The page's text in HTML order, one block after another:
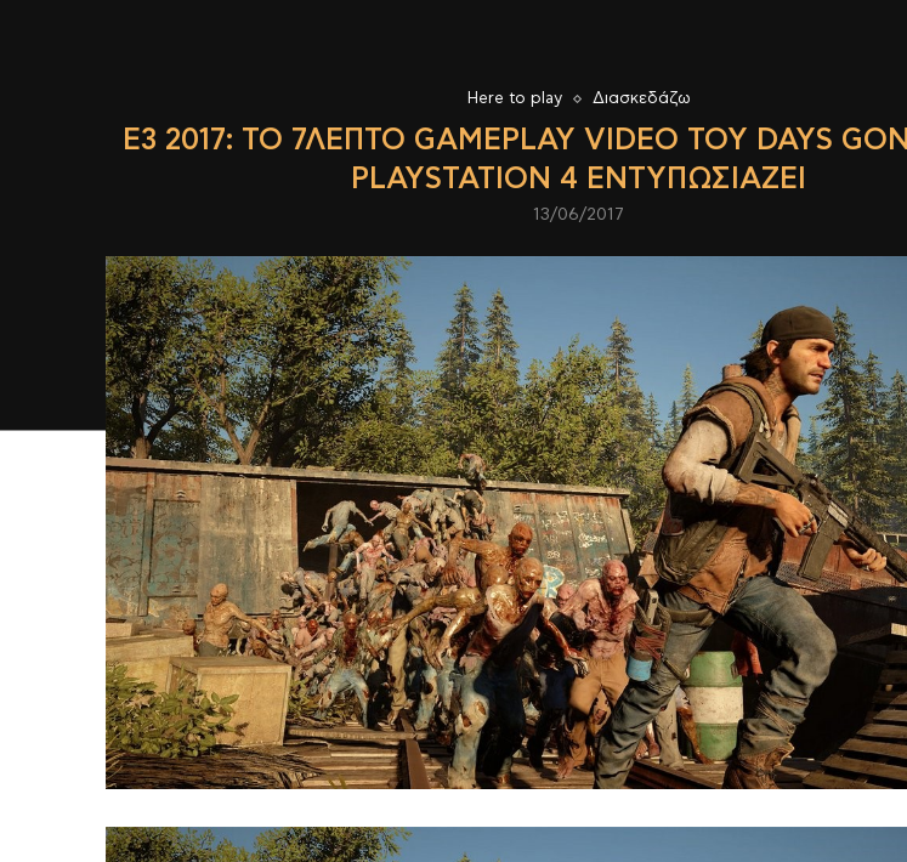
Here to play Διασκεδάζω
E3 2017: ΤΟ 7ΛΕΠΤΟ GAMEPLAY VIDEO ΤΟΥ DAYS
PLAYSTATION 4 ΕΝΤΥΠΩΣΙΆΖΕΙ
13/06/2017